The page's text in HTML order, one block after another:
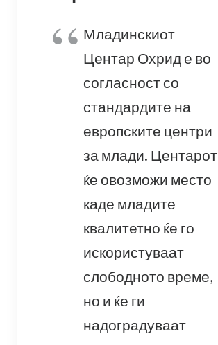
Младинскиот
Центар Охрид е во
согласност со
стандардите на
европските центри
за млади. Центарот
ќе овозможи место
каде младите
квалитетно ќе го
искористуваат
слободното време,
но и ќе ги
надоградуваат